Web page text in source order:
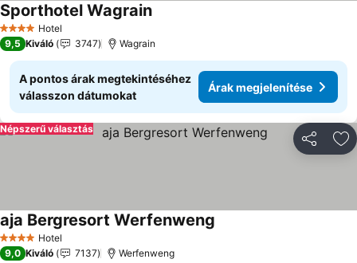
4 KategóriaHotel
Sporthotel Wagrain
9,5 Kiváló 3747 Wagrain
A pontos árak megtekintéséhez
válasszon dátumokat
Árak megjelenítése
Népszerű választás
4 KategóriaHotel
aja Bergresort Werfenweng
9,0 Kiváló 7137 Werfenweng